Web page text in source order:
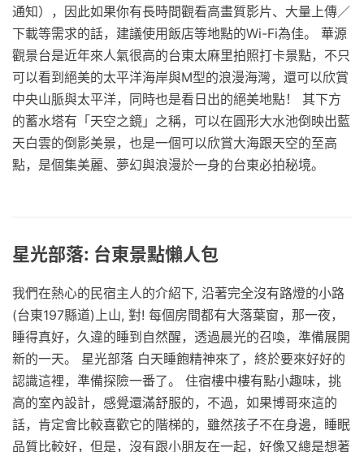
通知），因此如果你有長時間觀看高畫質影片、大量上傳／
下載等需求的話，建議使用飯店等地點的Wi-Fi為佳。 華源
觀景台是近年來人氣很高的台東太麻里拍照打卡景點，不只
可以看到絕美的太平洋海岸與M型的浪漫海灣，還可以欣賞
中央山脈與太平洋，同時也是看日出的絕美地點！ 其下方
的蓄水塔有「天空之鏡」之稱，可以在圓形大水池倒映出藍
天白雲的倒影美景，也是一個可以欣賞大海跟天空的至高
點，是個集美麗、夢幻與浪漫於一身的台東必拍秘境。
星光部落: 台東景點懶人包
我們在熱心的民宿主人的介紹下, 沿著完全沒有路燈的小路
(台東197縣道)上山, 對! 每個房間都有大落葉窗，那一夜，
睡得真好，久違的睡到自然醒，透過晨光的召喚，準備展開
新的一天。 星光部落 白天睡飽精神來了，終於要來好好的
認識這裡，準備探險一番了。 住宿樓中樓有點小趣味，挑
高的室內設計，感覺還滿舒服的，不過，如果博哥來這的
話，肯定會比較喜歡它的階梯的，雖然孩子不在身邊，睡眠
品質比較好，但是，沒有跟小朋友在一起，好像又總是想著